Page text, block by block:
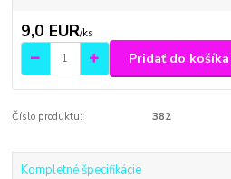
9,0 EUR/ks
Pridať do košíka
Číslo produktu: 382
Kompletné špecifikácie